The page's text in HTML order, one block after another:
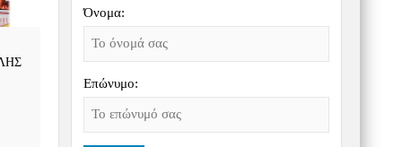
Όνομα:
Επώνυμο: